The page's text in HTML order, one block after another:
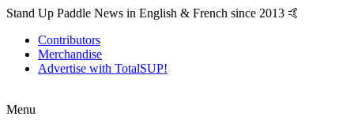
Stand Up Paddle News in English & French since 2013 🤙
Contributors
Merchandise
Advertise with TotalSUP!
Menu